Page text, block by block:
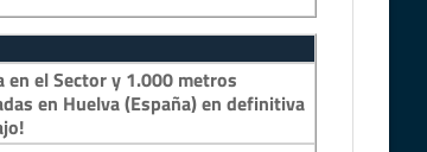
en el Sector y 1.000 metros
en Huelva (España) en definitiva